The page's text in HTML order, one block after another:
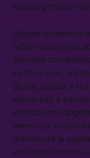
shooting
Oppure potremmo
refrain estivo tipo
Riccione
va bene così,
giusto, questa è la
vanno tutti e
ascoltavamo
were coole questo
rivendicare la
anticipare i tempi,